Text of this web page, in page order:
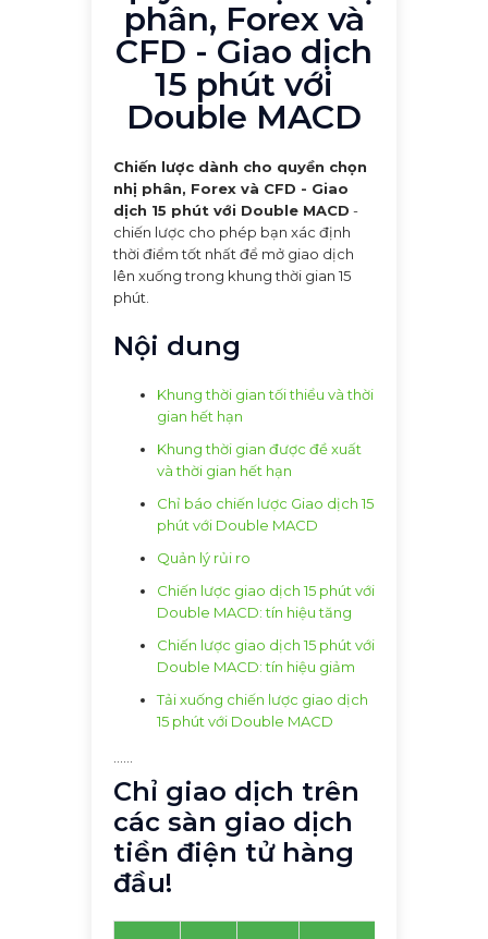
phân, Forex và
CFD - Giao dịch
15 phút với
Double MACD
Chiến lược dành cho quyền chọn
nhị phân, Forex và CFD - Giao
dịch 15 phút với Double MACD -
chiến lược cho phép bạn xác định
thời điểm tốt nhất để mở giao dịch
lên xuống trong khung thời gian 15
phút.
Nội dung
Khung thời gian tối thiểu và thời
gian hết hạn
Khung thời gian được đề xuất
và thời gian hết hạn
Chỉ báo chiến lược Giao dịch 15
phút với Double MACD
Quản lý rủi ro
Chiến lược giao dịch 15 phút với
Double MACD: tín hiệu tăng
Chiến lược giao dịch 15 phút với
Double MACD: tín hiệu giảm
Tải xuống chiến lược giao dịch
15 phút với Double MACD
Chỉ giao dịch trên
các sàn giao dịch
tiền điện tử hàng
đầu!